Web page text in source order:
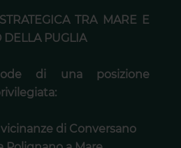
TRA MARE E
DELLA PUGLIA
di una posizione
di Conversano